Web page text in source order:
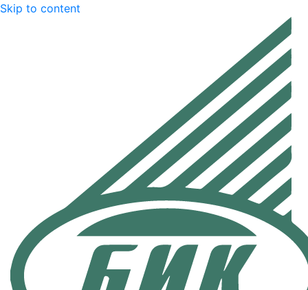
Skip to content